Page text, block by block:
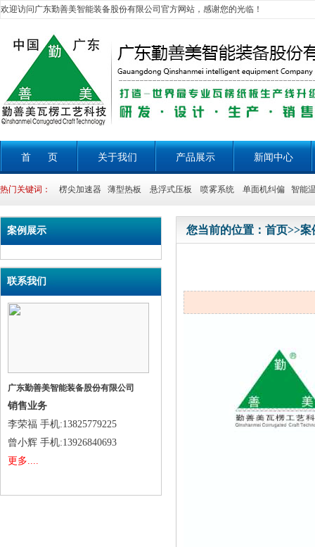
欢迎访问广东勤善美智能装备股份有限公司官方网站，感谢您的光临！
首 页 关于我们 产品展示 新闻中心
热门关键词： 楞尖加速器 薄型热板 悬浮式压板 喷雾系统 单面机纠偏 智能温
案例展示
联系我们
广东勤善美智能装备股份有限公司
销售业务
李荣福 手机:13825779225
曾小辉 手机:13926840693
更多....
您当前的位置： 首页>>案